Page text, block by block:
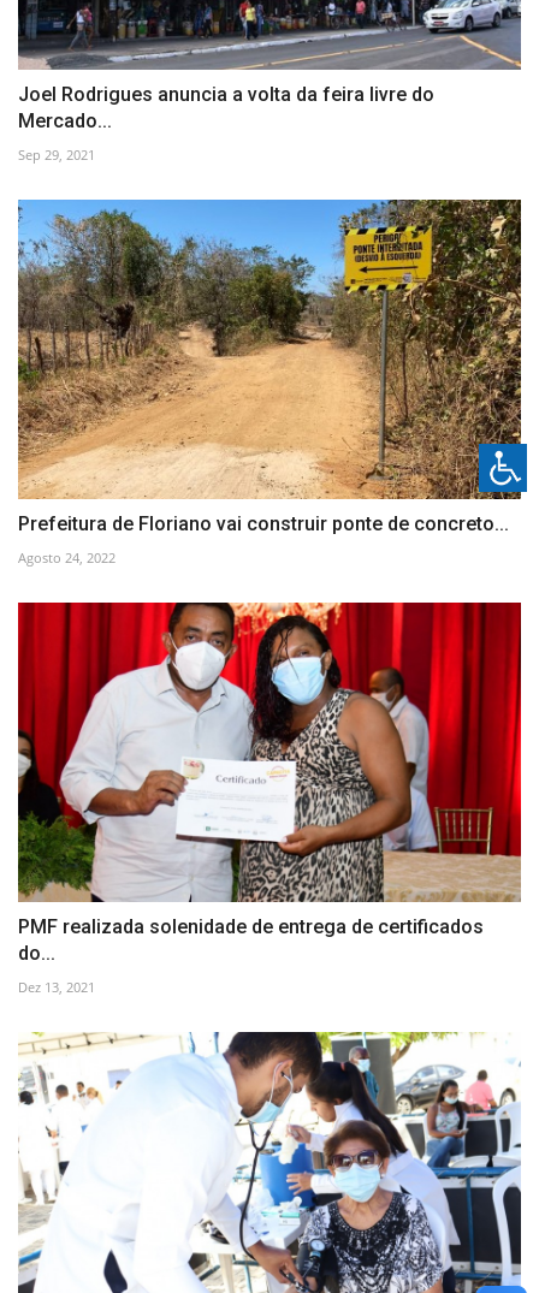
Joel Rodrigues anuncia a volta da feira livre do
Mercado...
Sep 29, 2021
Prefeitura de Floriano vai construir ponte de concreto...
Agosto 24, 2022
PMF realizada solenidade de entrega de certificados
do...
Dez 13, 2021